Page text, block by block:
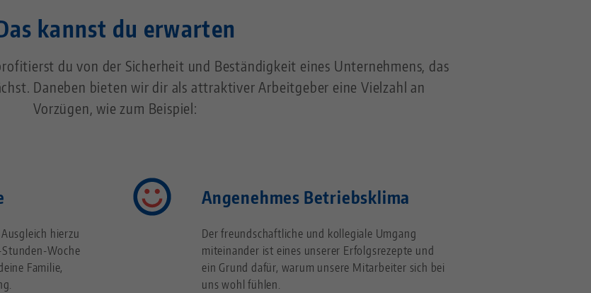
kannst du erwarten
du von der Sicherheit und Beständigkeit eines Unternehmens, das
Daneben bieten wir dir als attraktiver Arbeitgeber eine Vielzahl an
Vorzügen, wie zum Beispiel:
hierzu
Stunden-Woche
Familie,
Angenehmes Betriebsklima
Der freundschaftliche und kollegiale Umgang
miteinander ist eines unserer Erfolgsrezepte und
ein Grund dafür, warum unsere Mitarbeiter sich bei
uns wohl fühlen.